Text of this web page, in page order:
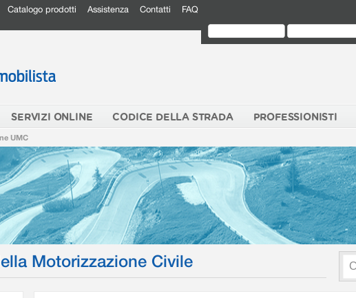
Catalogo prodotti Assistenza Contatti FAQ
SERVIZI ONLINE CODICE DELLA STRADA PROFESSIONISTI
UMC
Motorizzazione Civile